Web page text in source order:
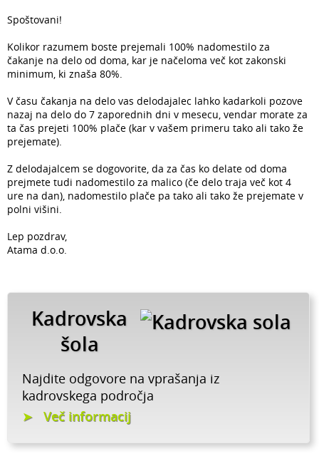
Spoštovani!
Kolikor razumem boste prejemali 100% nadomestilo za
čakanje na delo od doma, kar je načeloma več kot zakonski
minimum, ki znaša 80%.
V času čakanja na delo vas delodajalec lahko kadarkoli pozove
nazaj na delo do 7 zaporednih dni v mesecu, vendar morate za
ta čas prejeti 100% plače (kar v vašem primeru tako ali tako že
prejemate).
Z delodajalcem se dogovorite, da za čas ko delate od doma
prejmete tudi nadomestilo za malico (če delo traja več kot 4
ure na dan), nadomestilo plače pa tako ali tako že prejemate v
polni višini.
Lep pozdrav,
Atama d.o.o.
Kadrovska
šola
Najdite odgovore na vprašanja iz
kadrovskega področja
Več informacij